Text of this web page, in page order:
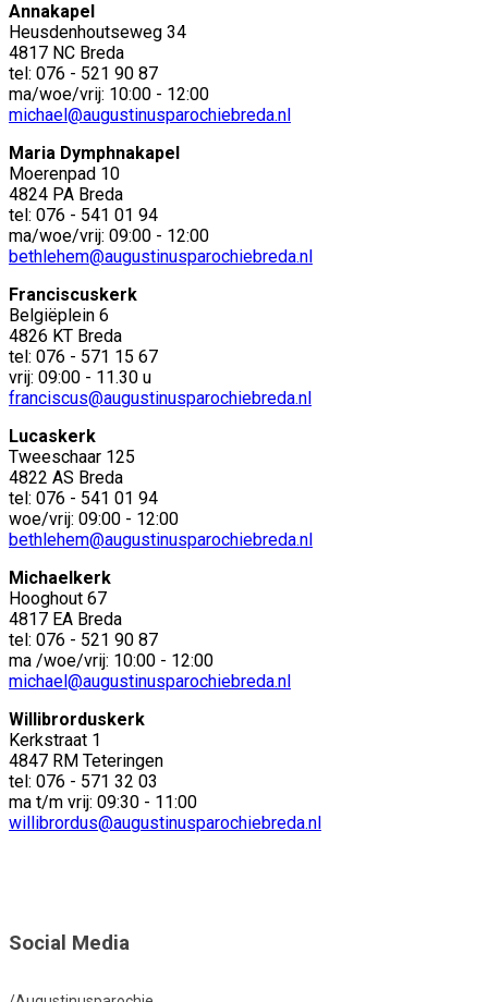
Annakapel
Heusdenhoutseweg 34
4817 NC Breda
tel: 076 - 521 90 87
ma/woe/vrij: 10:00 - 12:00
michael@augustinusparochiebreda.nl
Maria Dymphnakapel
Moerenpad 10
4824 PA Breda
tel: 076 - 541 01 94
ma/woe/vrij: 09:00 - 12:00
bethlehem@augustinusparochiebreda.nl
Franciscuskerk
Belgiëplein 6
4826 KT Breda
tel: 076 - 571 15 67
vrij: 09:00 - 11.30 u
franciscus@augustinusparochiebreda.nl
Lucaskerk
Tweeschaar 125
4822 AS Breda
tel: 076 - 541 01 94
woe/vrij: 09:00 - 12:00
bethlehem@augustinusparochiebreda.nl
Michaelkerk
Hooghout 67
4817 EA Breda
tel: 076 - 521 90 87
ma /woe/vrij: 10:00 - 12:00
michael@augustinusparochiebreda.nl
Willibrorduskerk
Kerkstraat 1
4847 RM Teteringen
tel: 076 - 571 32 03
ma t/m vrij: 09:30 - 11:00
willibrordus@augustinusparochiebreda.nl
Social Media